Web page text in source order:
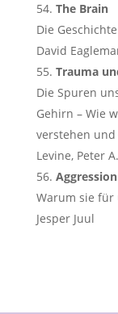
The Brain
Die
David
Trauma
Die Spuren
Gehirn – Wie
verstehen
Levine, Peter
Aggression
Warum sie
Jesper Juul